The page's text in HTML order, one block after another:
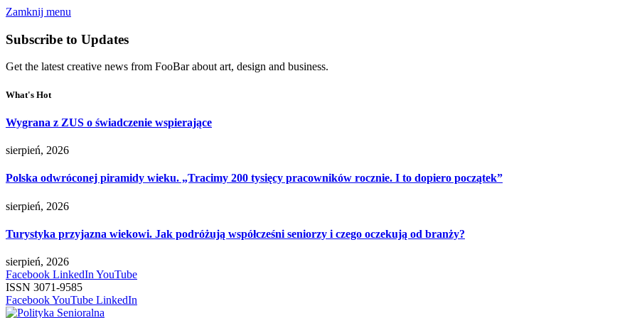
Zamknij menu
Subscribe to Updates
Get the latest creative news from FooBar about art, design and business.
What's Hot
Wygrana z ZUS o świadczenie wspierające
sierpień, 2026
Polska odwróconej piramidy wieku. „Tracimy 200 tysięcy pracowników rocznie. I to dopiero początek”
sierpień, 2026
Turystyka przyjazna wiekowi. Jak podróżują współcześni seniorzy i czego oczekują od branży?
sierpień, 2026
Facebook LinkedIn YouTube
ISSN 3071-9585
FacebookYouTube LinkedIn